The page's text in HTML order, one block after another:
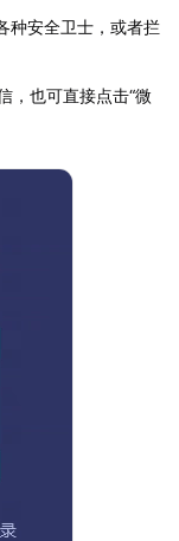
种安全卫士，或者拦
，也可直接点击“微